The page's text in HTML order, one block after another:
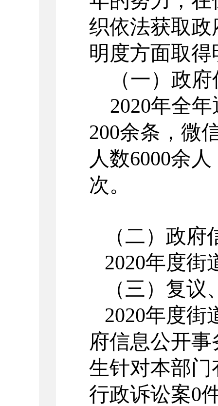
织依法获取
明度方面取
（一）政
2020年全年
200余条，微
人数6000余
次。
（二）政
2020年度街
（三）复
2020年度街
府信息公开
生针对本部
行政诉讼案0